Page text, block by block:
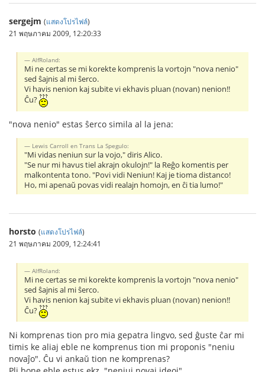
sergejm (แสดงโปรไฟล์)
21 พฤษภาคม 2009, 12:20:33
AlfRoland:
Mi ne certas se mi korekte komprenis la vortojn "nova nenio"
sed ŝajnis al mi ŝerco.
Vi havis nenion kaj subite vi ekhavis pluan (novan) nenion!!
Ĉu?
"nova nenio" estas ŝerco simila al la jena:
Lewis Carroll en Trans La Spegulo:
"Mi vidas neniun sur la vojo," diris Alico.
"Se nur mi havus tiel akrajn okulojn!" la Reĝo komentis per
malkontenta tono. "Povi vidi Neniun! Kaj je tioma distanco!
Ho, mi apenaŭ povas vidi realajn homojn, en ĉi tia lumo!"
horsto (แสดงโปรไฟล์)
21 พฤษภาคม 2009, 12:24:41
AlfRoland:
Mi ne certas se mi korekte komprenis la vortojn "nova nenio"
sed ŝajnis al mi ŝerco.
Vi havis nenion kaj subite vi ekhavis pluan (novan) nenion!!
Ĉu?
Ni komprenas tion pro mia gepatra lingvo, sed ĝuste ĉar mi
timis ke aliaj eble ne komprenus tion mi proponis "neniu
novaĵo". Ĉu vi ankaŭ tion ne komprenas?